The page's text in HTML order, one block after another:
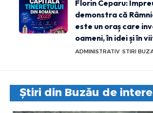
Florin Ceparu:
demonstra că
este un oraș care
oameni, în idei și în
ADMINISTRATIV STIRI
Știri din Buzău de